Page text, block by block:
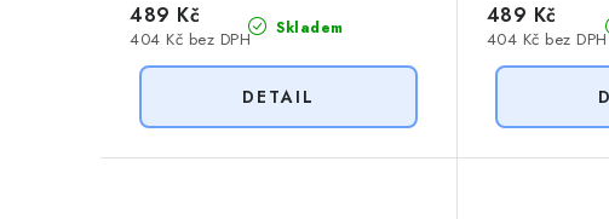
Skladem
404 Kč bez DPH
489 Kč
404 Kč bez DPH
489 Kč